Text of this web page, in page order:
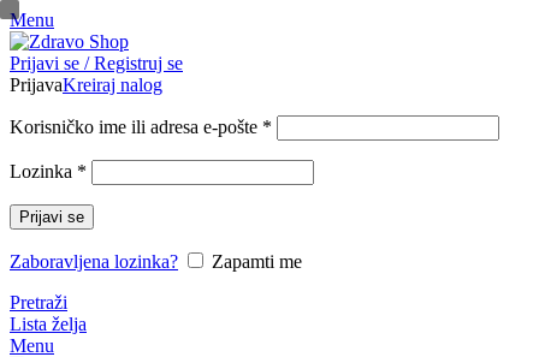
Menu
Prijavi se / Registruj se
PrijavaKreiraj nalog
Korisničko ime ili adresa e-pošte *
Lozinka *
Prijavi se
Zaboravljena lozinka?
Zapamti me
Pretraži
Lista želja
Menu